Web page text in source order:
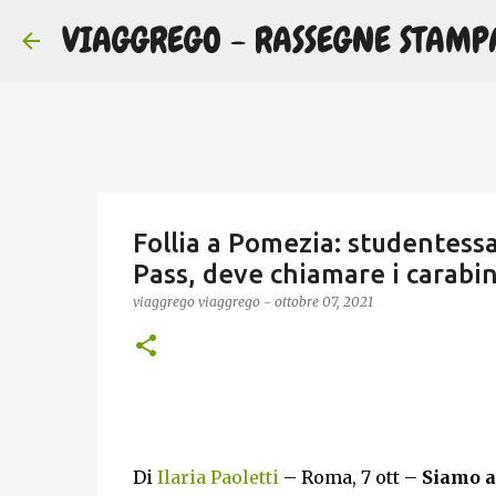
VIAGGREGO - RASSEGNE
Follia a Pomezia:
Pass, deve chiamare i
viaggrego viaggrego - ottobre 07, 2021
Di Ilaria Paoletti– Roma, 7 ott – Siamo